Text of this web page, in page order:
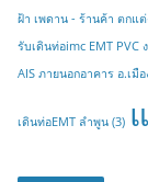
ฝ้า เพดาน - ร้านค้า ตกแ
รับเดินท่อimc EMT
AIS ภายนอกอาคาร อ.เมือ
เดินท่อEMT ลำพูน (3)